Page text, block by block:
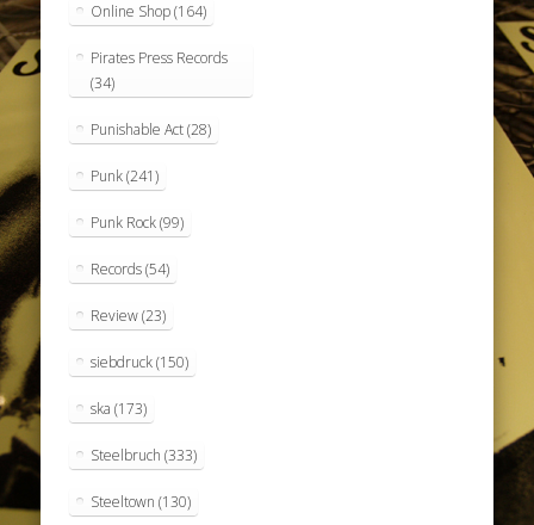
Online Shop(164)
Pirates Press Records
(34)
Punishable Act(28)
Punk(241)
Punk Rock(99)
Records(54)
Review(23)
siebdruck(150)
ska (173)
Steelbruch (333)
Steeltown (130)